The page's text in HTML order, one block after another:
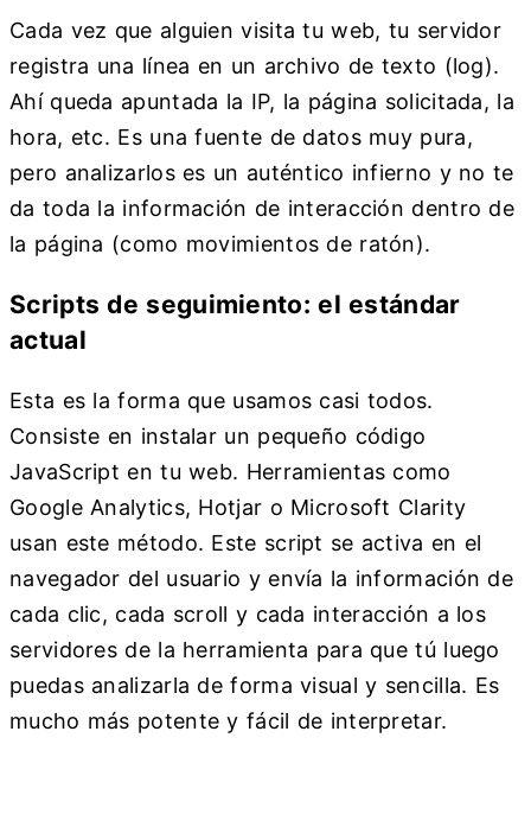
Cada vez que alguien visita tu web, tu servidor
registra una línea en un archivo de texto (log).
Ahí queda apuntada la IP, la página solicitada, la
hora, etc. Es una fuente de datos muy pura,
pero analizarlos es un auténtico infierno y no te
da toda la información de interacción dentro de
la página (como movimientos de ratón).
Scripts de seguimiento: el estándar
actual
Esta es la forma que usamos casi todos.
Consiste en instalar un pequeño código
JavaScript en tu web. Herramientas como
Google Analytics, Hotjar o Microsoft Clarity
usan este método. Este script se activa en el
navegador del usuario y envía la información de
cada clic, cada scroll y cada interacción a los
servidores de la herramienta para que tú luego
puedas analizarla de forma visual y sencilla. Es
mucho más potente y fácil de interpretar.